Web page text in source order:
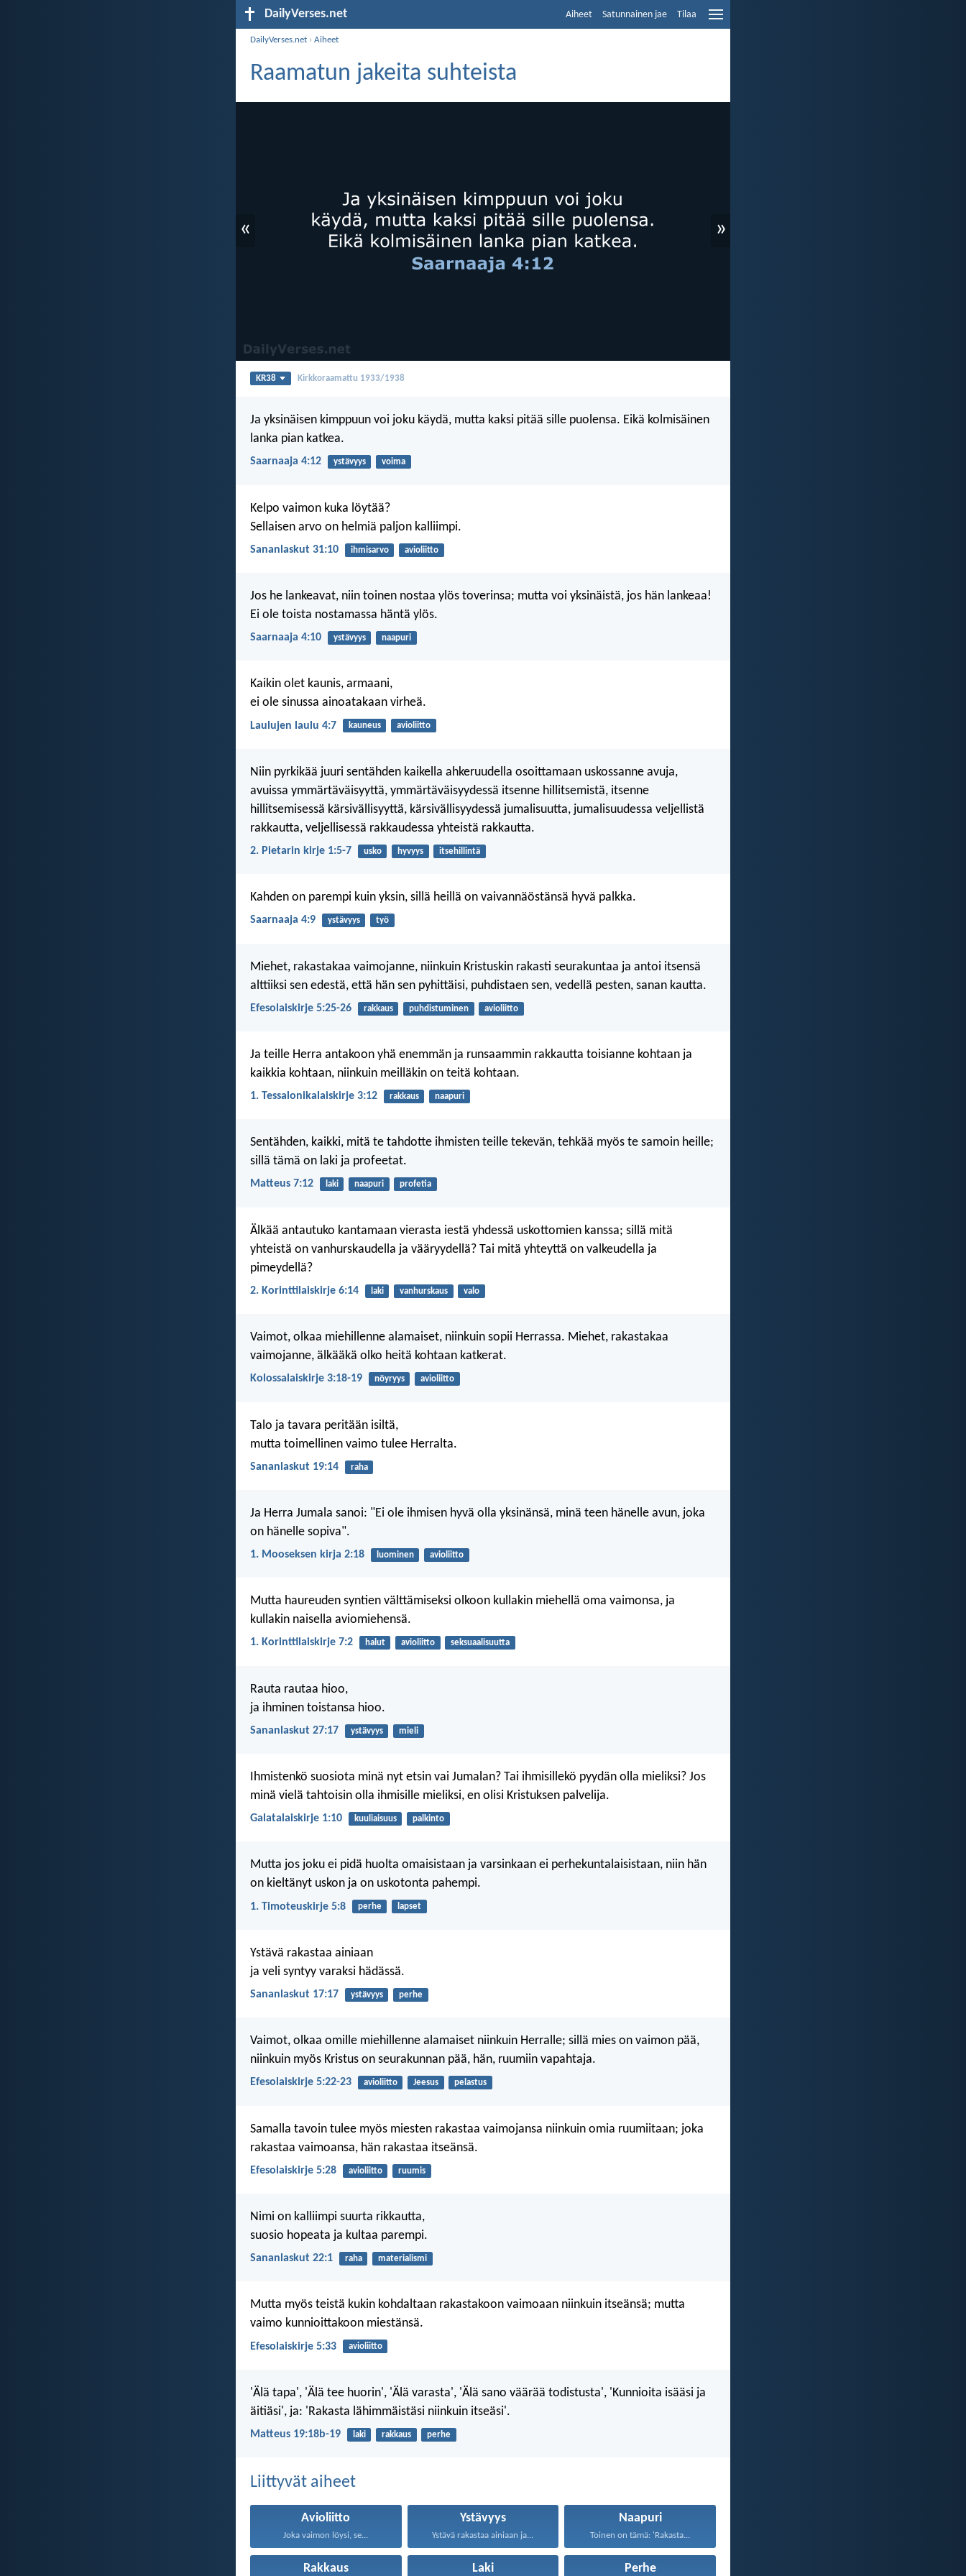
DailyVerses.net Aiheet Satunnainen jae Tilaa
DailyVerses.net ›Aiheet
Raamatun jakeita suhteista
« »
KR38 Kirkkoraamattu 1933/1938
Ja yksinäisen kimppuun voi joku käydä, mutta kaksi pitää sille puolensa. Eikä kolmisäinen
lanka pian katkea.
Saarnaaja 4:12 ystävyys voima
Kelpo vaimon kuka löytää?
Sellaisen arvo on helmiä paljon kalliimpi.
Sananlaskut 31:10 ihmisarvo avioliitto
Jos he lankeavat, niin toinen nostaa ylös toverinsa; mutta voi yksinäistä, jos hän lankeaa!
Ei ole toista nostamassa häntä ylös.
Saarnaaja 4:10 ystävyys naapuri
Kaikin olet kaunis, armaani,
ei ole sinussa ainoatakaan virheä.
Laulujen laulu 4:7 kauneus avioliitto
Niin pyrkikää juuri sentähden kaikella ahkeruudella osoittamaan uskossanne avuja,
avuissa ymmärtäväisyyttä, ymmärtäväisyydessä itsenne hillitsemistä, itsenne
hillitsemisessä kärsivällisyyttä, kärsivällisyydessä jumalisuutta, jumalisuudessa veljellistä
rakkautta, veljellisessä rakkaudessa yhteistä rakkautta.
2. Pietarin kirje 1:5-7 usko hyvyys itsehillintä
Kahden on parempi kuin yksin, sillä heillä on vaivannäöstänsä hyvä palkka.
Saarnaaja 4:9 ystävyys työ
Miehet, rakastakaa vaimojanne, niinkuin Kristuskin rakasti seurakuntaa ja antoi itsensä
alttiiksi sen edestä, että hän sen pyhittäisi, puhdistaen sen, vedellä pesten, sanan kautta.
Efesolaiskirje 5:25-26 rakkaus puhdistuminen avioliitto
Ja teille Herra antakoon yhä enemmän ja runsaammin rakkautta toisianne kohtaan ja
kaikkia kohtaan, niinkuin meilläkin on teitä kohtaan.
1. Tessalonikalaiskirje 3:12 rakkaus naapuri
Sentähden, kaikki, mitä te tahdotte ihmisten teille tekevän, tehkää myös te samoin heille;
sillä tämä on laki ja profeetat.
Matteus 7:12 laki naapuri profetia
Älkää antautuko kantamaan vierasta iestä yhdessä uskottomien kanssa; sillä mitä
yhteistä on vanhurskaudella ja vääryydellä? Tai mitä yhteyttä on valkeudella ja
pimeydellä?
2. Korinttilaiskirje 6:14 laki vanhurskaus valo
Vaimot, olkaa miehillenne alamaiset, niinkuin sopii Herrassa. Miehet, rakastakaa
vaimojanne, älkääkä olko heitä kohtaan katkerat.
Kolossalaiskirje 3:18-19 nöyryys avioliitto
Talo ja tavara peritään isiltä,
mutta toimellinen vaimo tulee Herralta.
Sananlaskut 19:14 raha
Ja Herra Jumala sanoi: "Ei ole ihmisen hyvä olla yksinänsä, minä teen hänelle avun, joka
on hänelle sopiva".
1. Mooseksen kirja 2:18 luominen avioliitto
Mutta haureuden syntien välttämiseksi olkoon kullakin miehellä oma vaimonsa, ja
kullakin naisella aviomiehensä.
1. Korinttilaiskirje 7:2 halut avioliitto seksuaalisuutta
Rauta rautaa hioo,
ja ihminen toistansa hioo.
Sananlaskut 27:17 ystävyys mieli
Ihmistenkö suosiota minä nyt etsin vai Jumalan? Tai ihmisillekö pyydän olla mieliksi? Jos
minä vielä tahtoisin olla ihmisille mieliksi, en olisi Kristuksen palvelija.
Galatalaiskirje 1:10 kuuliaisuus palkinto
Mutta jos joku ei pidä huolta omaisistaan ja varsinkaan ei perhekuntalaisistaan, niin hän
on kieltänyt uskon ja on uskotonta pahempi.
1. Timoteuskirje 5:8 perhe lapset
Ystävä rakastaa ainiaan
ja veli syntyy varaksi hädässä.
Sananlaskut 17:17 ystävyys perhe
Vaimot, olkaa omille miehillenne alamaiset niinkuin Herralle; sillä mies on vaimon pää,
niinkuin myös Kristus on seurakunnan pää, hän, ruumiin vapahtaja.
Efesolaiskirje 5:22-23 avioliitto Jeesus pelastus
Samalla tavoin tulee myös miesten rakastaa vaimojansa niinkuin omia ruumiitaan; joka
rakastaa vaimoansa, hän rakastaa itseänsä.
Efesolaiskirje 5:28 avioliitto ruumis
Nimi on kalliimpi suurta rikkautta,
suosio hopeata ja kultaa parempi.
Sananlaskut 22:1 raha materialismi
Mutta myös teistä kukin kohdaltaan rakastakoon vaimoaan niinkuin itseänsä; mutta
vaimo kunnioittakoon miestänsä.
Efesolaiskirje 5:33 avioliitto
'Älä tapa', 'Älä tee huorin', 'Älä varasta', 'Älä sano väärää todistusta', 'Kunnioita isääsi ja
äitiäsi', ja: 'Rakasta lähimmäistäsi niinkuin itseäsi'.
Matteus 19:18b-19 laki rakkaus perhe
Liittyvät aiheet
Avioliitto
Joka vaimon löysi, se...
Ystävyys
Ystävä rakastaa ainiaan ja...
Naapuri
Toinen on tämä: 'Rakasta...
Rakkaus Laki Perhe